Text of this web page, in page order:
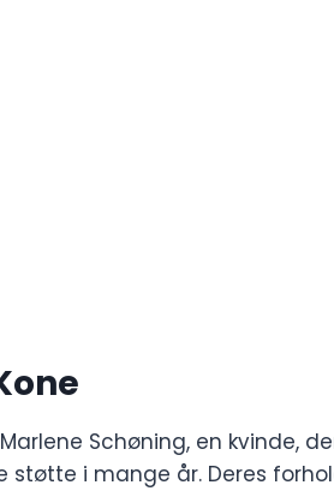
Schøning, en kvinde,
støtte i mange år. Deres